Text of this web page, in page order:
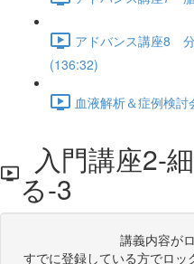
アドバンス講座8
(136:32)
血液解析＆症例検
入門講座2-
る-3
講義内容が
すでに登録している方でロッ